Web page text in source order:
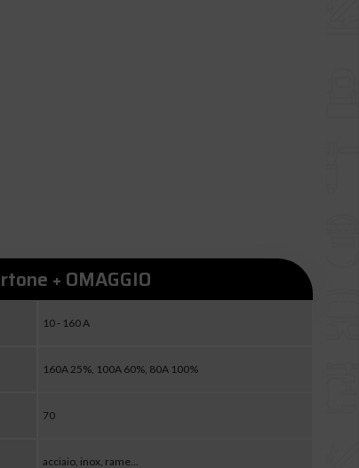
+ OMAGGIO
10 - 160 A
160A 25%, 100A 60%, 80A 100%
70
acciaio, inox, rame...